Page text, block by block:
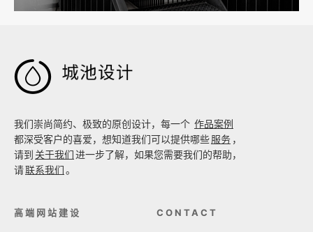

我们崇尚简约、极致的原创设计，每一个 作品案例
都深受客户的喜爱，想知道我们可以提供哪些服务 ，
请到 关于我们进一步了解，如果您需要我们的帮助，
请联系我们。
高端网站建设 CONTACT